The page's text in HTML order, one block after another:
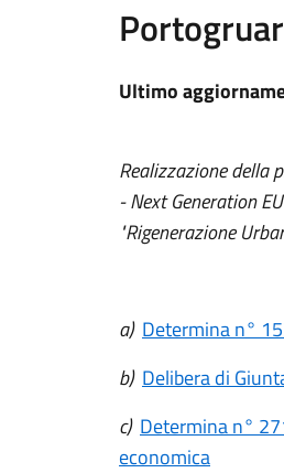
Ultimo
Realizzazione della
- Next Generation
"Rigenerazione
a) Determina n°
b) Delibera di
c) Determina n°
economica